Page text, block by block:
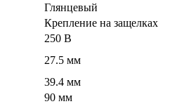
Глянцевый
Крепление на защелках
250 В
27.5 мм
39.4 мм
90 мм